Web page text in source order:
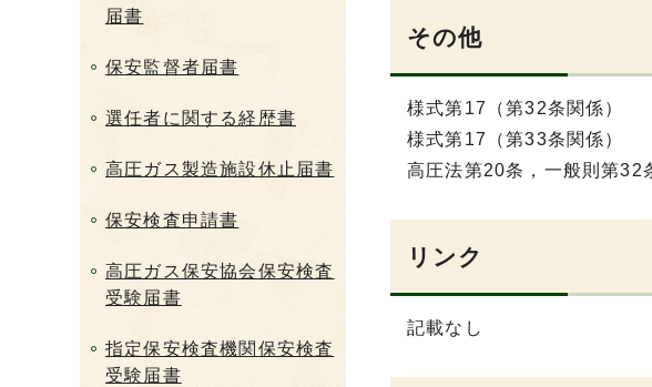
その他
様式第17（第32条関係）
様式第17（第33条関係）
高圧法第20条，一般則第32
リンク
記載なし
届書
保安監督者届書
選任者に関する経歴書
高圧ガス製造施設休止届書
保安検査申請書
高圧ガス保安協会保安検査
受験届書
指定保安検査機関保安検査
受験届書